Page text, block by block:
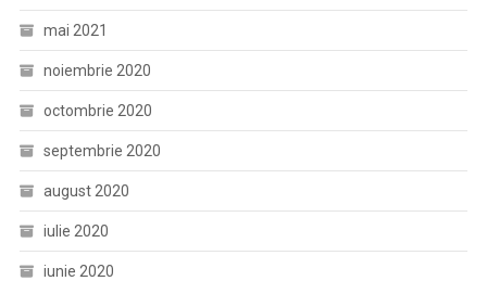
mai 2021
noiembrie 2020
octombrie 2020
septembrie 2020
august 2020
iulie 2020
iunie 2020